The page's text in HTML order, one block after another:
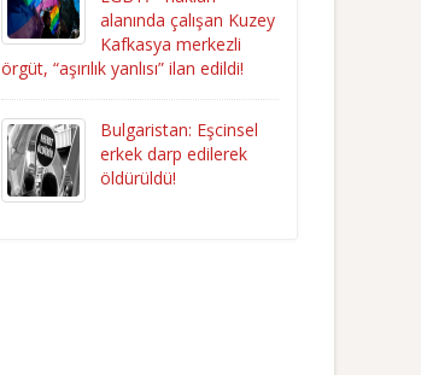
alanında çalışan Kuzey
Kafkasya merkezli
örgüt, “aşırılık yanlısı” ilan edildi!
Bulgaristan: Eşcinsel
erkek darp edilerek
öldürüldü!